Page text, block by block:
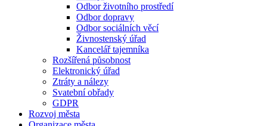
Odbor životního prostředí
Odbor dopravy
Odbor sociálních věcí
Živnostenský úřad
Kancelář tajemníka
Rozšířená působnost
Elektronický úřad
Ztráty a nálezy
Svatební obřady
GDPR
Rozvoj města